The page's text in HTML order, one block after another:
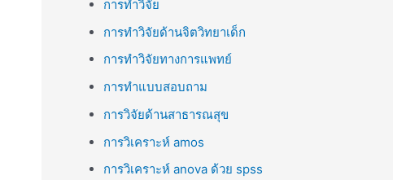
การทำวิจัย
การทำวิจัยด้านจิตวิทยาเด็ก
การทำวิจัยทางการแพทย์
การทำแบบสอบถาม
การวิจัยด้านสาธารณสุข
การวิเคราะห์ amos
การวิเคราะห์ anova ด้วย spss